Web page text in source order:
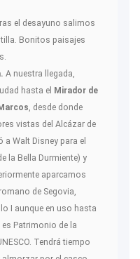
el desayuno salimos
Bonitos paisajes
A nuestra llegada,
hasta el Mirador de
, desde donde
vistas del Alcázar de
a Walt Disney para el
la Bella Durmiente) y
aparcamos
de Segovia,
I aunque en uso hasta
Patrimonio de la
Tendrá tiempo